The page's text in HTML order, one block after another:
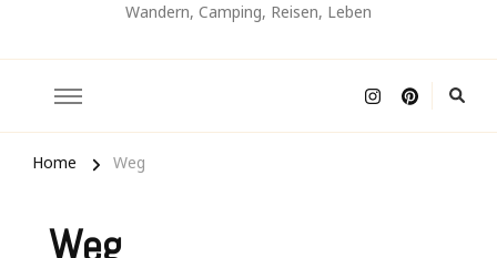
Wandern, Camping, Reisen, Leben
Home Weg